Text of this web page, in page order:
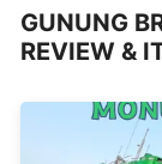
GUNUNG
REVIEW &